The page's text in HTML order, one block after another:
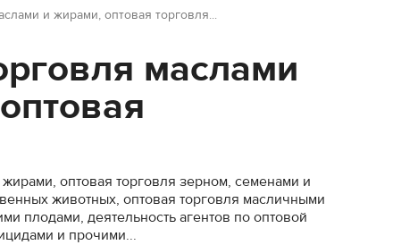
и жирами, оптовая торговля...
маслами
оптовая торговля зерном, семенами и
животных, оптовая торговля масличными
плодами, деятельность агентов по оптовой
и прочими...